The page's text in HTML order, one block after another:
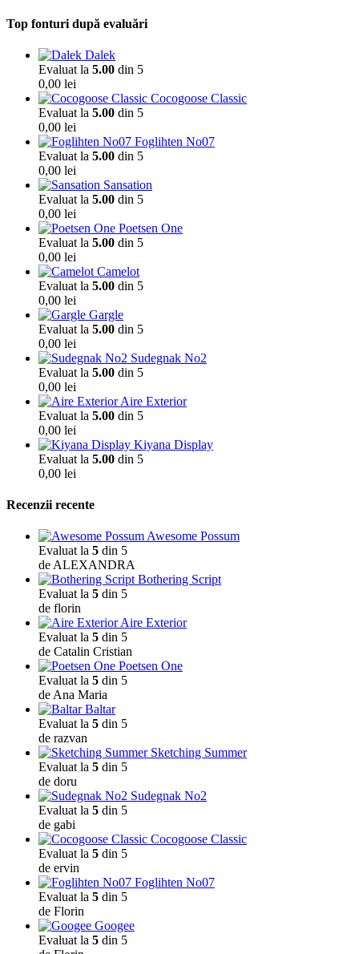
Top fonturi după evaluări
Dalek
Evaluat la 5.00 din 5
0,00 lei
Cocogoose Classic
Evaluat la 5.00 din 5
0,00 lei
Foglihten No07
Evaluat la 5.00 din 5
0,00 lei
Sansation
Evaluat la 5.00 din 5
0,00 lei
Poetsen One
Evaluat la 5.00 din 5
0,00 lei
Camelot
Evaluat la 5.00 din 5
0,00 lei
Gargle
Evaluat la 5.00 din 5
0,00 lei
Sudegnak No2
Evaluat la 5.00 din 5
0,00 lei
Aire Exterior
Evaluat la 5.00 din 5
0,00 lei
Kiyana Display
Evaluat la 5.00 din 5
0,00 lei
Recenzii recente
Awesome Possum
Evaluat la 5 din 5
de ALEXANDRA
Bothering Script
Evaluat la 5 din 5
de florin
Aire Exterior
Evaluat la 5 din 5
de Catalin Cristian
Poetsen One
Evaluat la 5 din 5
de Ana Maria
Baltar
Evaluat la 5 din 5
de razvan
Sketching Summer
Evaluat la 5 din 5
de doru
Sudegnak No2
Evaluat la 5 din 5
de gabi
Cocogoose Classic
Evaluat la 5 din 5
de ervin
Foglihten No07
Evaluat la 5 din 5
de Florin
Googee
Evaluat la 5 din 5